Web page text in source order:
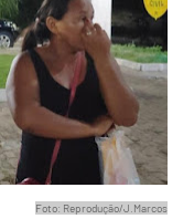
Foto: Reprodução/J.Marcos